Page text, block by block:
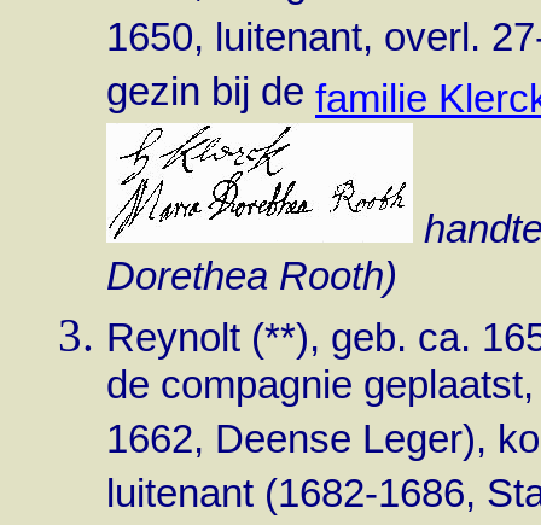
1650, luitenant, overl.
gezin bij de familie
Dorethea Rooth)
Reynolt (**), geb. ca.
de compagnie
1662, Deense Leger),
luitenant (1682-1686,